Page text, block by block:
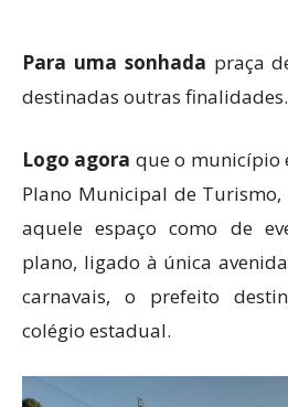
Para uma sonhada praça
destinadas outras finalidades.
Logo agora que o município
Plano Municipal de
aquele espaço como de
plano, ligado à única
carnavais, o prefeito
colégio estadual.